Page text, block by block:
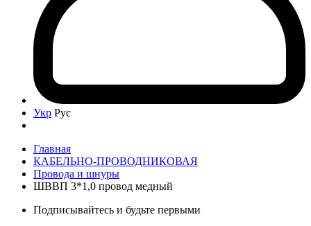
Укр Рус
Главная
КАБЕЛЬНО-ПРОВОДНИКОВАЯ
Провода и шнуры
ШВВП 3*1,0 провод медный
Подписывайтесь и будьте первыми